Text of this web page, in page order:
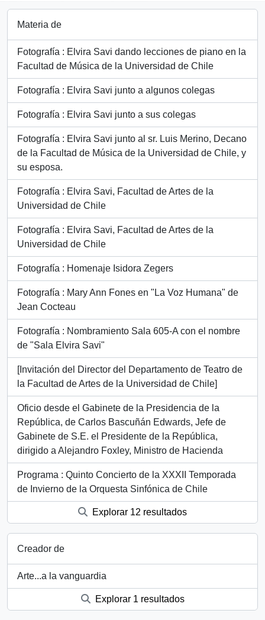
Materia de
Fotografía : Elvira Savi dando lecciones de piano en la
Facultad de Música de la Universidad de Chile
Fotografía : Elvira Savi junto a algunos colegas
Fotografía : Elvira Savi junto a sus colegas
Fotografía : Elvira Savi junto al sr. Luis Merino, Decano
de la Facultad de Música de la Universidad de Chile, y
su esposa.
Fotografía : Elvira Savi, Facultad de Artes de la
Universidad de Chile
Fotografía : Elvira Savi, Facultad de Artes de la
Universidad de Chile
Fotografía : Homenaje Isidora Zegers
Fotografía : Mary Ann Fones en "La Voz Humana" de
Jean Cocteau
Fotografía : Nombramiento Sala 605-A con el nombre
de "Sala Elvira Savi"
[Invitación del Director del Departamento de Teatro de
la Facultad de Artes de la Universidad de Chile]
Oficio desde el Gabinete de la Presidencia de la
República, de Carlos Bascuñán Edwards, Jefe de
Gabinete de S.E. el Presidente de la República,
dirigido a Alejandro Foxley, Ministro de Hacienda
Programa : Quinto Concierto de la XXXII Temporada
de Invierno de la Orquesta Sinfónica de Chile
Explorar 12 resultados
Creador de
Arte...a la vanguardia
Explorar 1 resultados